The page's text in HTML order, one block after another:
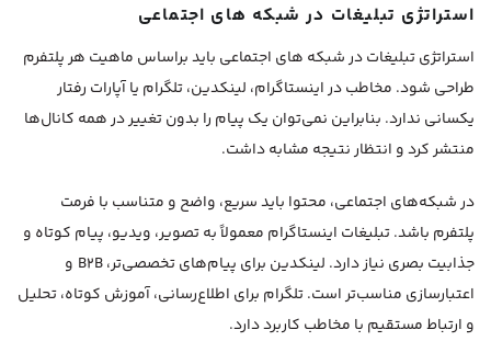
استراتژی تبلیغات در شبکه های اجتماعی
استراتژی تبلیغات در شبکه های اجتماعی باید براساس ماهیت هر پلتفرم
طراحی شود. مخاطب در اینستاگرام، لینکدین، تلگرام یا آپارات رفتار
یکسانی ندارد. بنابراین نمی‌توان یک پیام را بدون تغییر در همه کانال‌ها
منتشر کرد و انتظار نتیجه مشابه داشت.
در شبکه‌های اجتماعی، محتوا باید سریع، واضح و متناسب با فرمت
پلتفرم باشد. تبلیغات اینستاگرام معمولاً به تصویر، ویدیو، پیام کوتاه و
جذابیت بصری نیاز دارد. لینکدین برای پیام‌های تخصصی‌تر، B2B و
اعتبارسازی مناسب‌تر است. تلگرام برای اطلاع‌رسانی، آموزش کوتاه، تحلیل
و ارتباط مستقیم با مخاطب کاربرد دارد.